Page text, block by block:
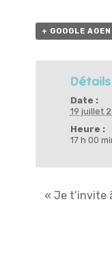
+ GOOGLE
Détails
Date :
19 juillet
Heure :
17 h 00
« Je t’invite